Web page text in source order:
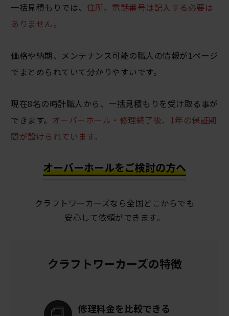
一括見積もりでは、 住所、電話番号は記入する必要は
ありません。
価格や納期、メンテナンス可能の職人の情報が1ページ
でまとめられていて分かりやすいです。
現在8名の時計職人から、一括見積もりを受け取る事が
できます。 オーバーホール・修理終了後、1年の保証期
間が設けられています。
オーバーホールをご検討の方へ
クラフトワーカーズなら全国どこからでも
安心して依頼ができます。
クラフトワーカーズの特徴
修理料金を比較できる